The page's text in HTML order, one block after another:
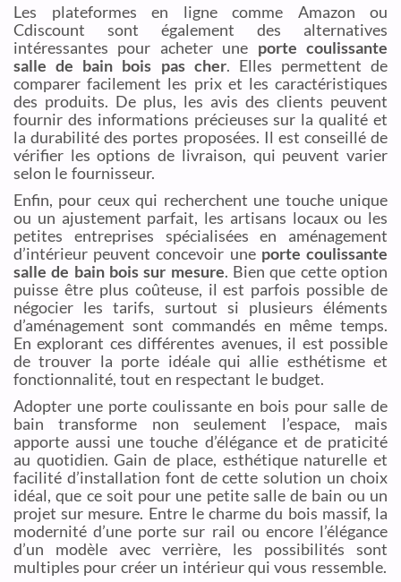
Les plateformes en ligne comme Amazon ou
Cdiscount sont également des alternatives
intéressantes pour acheter une porte coulissante
salle de bain bois pas cher. Elles permettent de
comparer facilement les prix et les caractéristiques
des produits. De plus, les avis des clients peuvent
fournir des informations précieuses sur la qualité et
la durabilité des portes proposées. Il est conseillé de
vérifier les options de livraison, qui peuvent varier
selon le fournisseur.
Enfin, pour ceux qui recherchent une touche unique
ou un ajustement parfait, les artisans locaux ou les
petites entreprises spécialisées en aménagement
d’intérieur peuvent concevoir une porte coulissante
salle de bain bois sur mesure. Bien que cette option
puisse être plus coûteuse, il est parfois possible de
négocier les tarifs, surtout si plusieurs éléments
d’aménagement sont commandés en même temps.
En explorant ces différentes avenues, il est possible
de trouver la porte idéale qui allie esthétisme et
fonctionnalité, tout en respectant le budget.
Adopter une porte coulissante en bois pour salle de
bain transforme non seulement l’espace, mais
apporte aussi une touche d’élégance et de praticité
au quotidien. Gain de place, esthétique naturelle et
facilité d’installation font de cette solution un choix
idéal, que ce soit pour une petite salle de bain ou un
projet sur mesure. Entre le charme du bois massif, la
modernité d’une porte sur rail ou encore l’élégance
d’un modèle avec verrière, les possibilités sont
multiples pour créer un intérieur qui vous ressemble.